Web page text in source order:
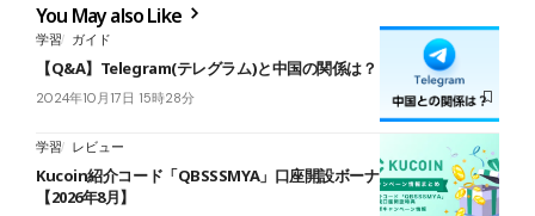
You May also Like
学習 ガイド
【Q&A】Telegram(テレグラム)と中国の関係は？
2024年10月17日 15時28分
学習 レビュー
Kucoin紹介コード「QBSSSMYA」口座開設ボーナスキャンペーン
【2026年8月】